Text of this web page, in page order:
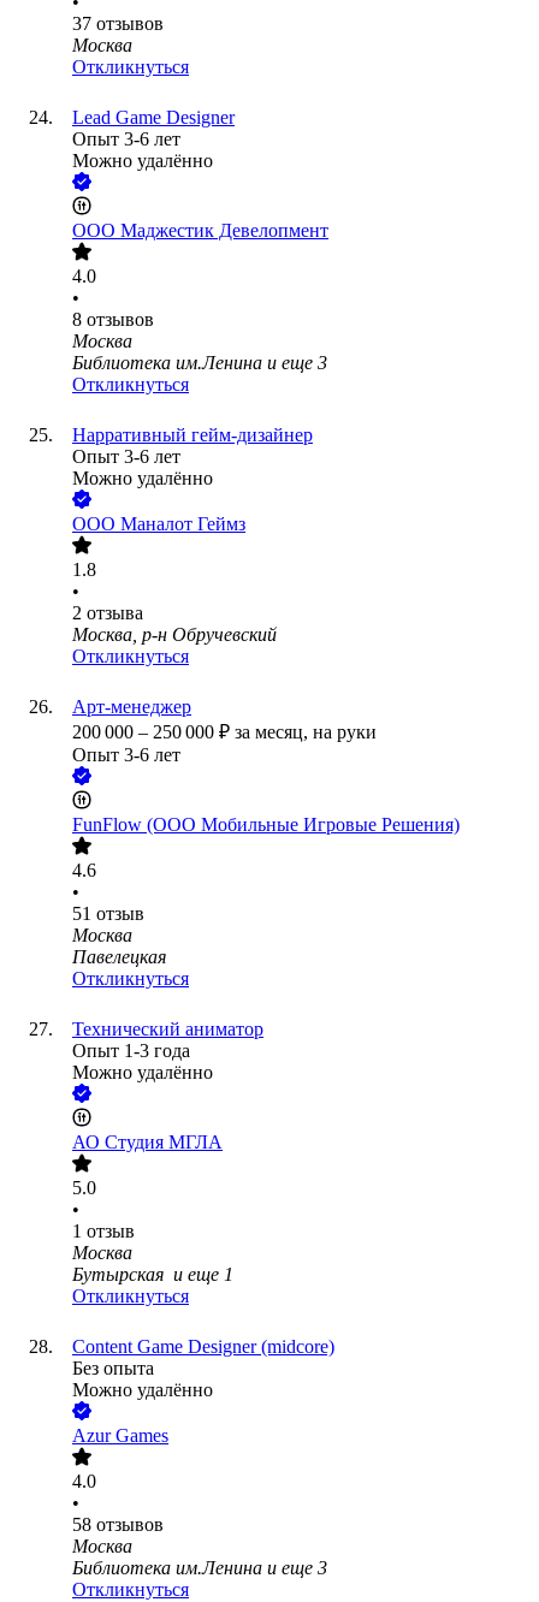
37 отзывов
Москва
Откликнуться
Lead Game Designer
Опыт 3-6 лет
Можно удалённо
ООО Маджестик Девелопмент
4.0
•
8 отзывов
Москва
Библиотека им.Ленина и еще 3
Откликнуться
Нарративный гейм-дизайнер
Опыт 3-6 лет
Можно удалённо
ООО Маналот Геймз
1.8
•
2 отзыва
Москва, р-н Обручевский
Откликнуться
Арт-менеджер
200 000 – 250 000 ₽ за месяц, на руки
Опыт 3-6 лет
FunFlow (ООО Мобильные Игровые Решения)
4.6
•
51 отзыв
Москва
Павелецкая
Откликнуться
Технический аниматор
Опыт 1-3 года
Можно удалённо
АО Студия МГЛА
5.0
•
1 отзыв
Москва
Бутырская и еще 1
Откликнуться
Content Game Designer (midcore)
Без опыта
Можно удалённо
Azur Games
4.0
•
58 отзывов
Москва
Библиотека им.Ленина и еще 3
Откликнуться